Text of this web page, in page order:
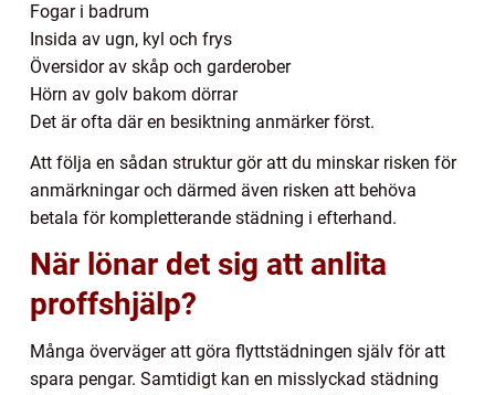
Fogar i badrum
Insida av ugn, kyl och frys
Översidor av skåp och garderober
Hörn av golv bakom dörrar
Det är ofta där en besiktning anmärker först.
Att följa en sådan struktur gör att du minskar risken för
anmärkningar och därmed även risken att behöva
betala för kompletterande städning i efterhand.
När lönar det sig att anlita
proffshjälp?
Många överväger att göra flyttstädningen själv för att
spara pengar. Samtidigt kan en misslyckad städning